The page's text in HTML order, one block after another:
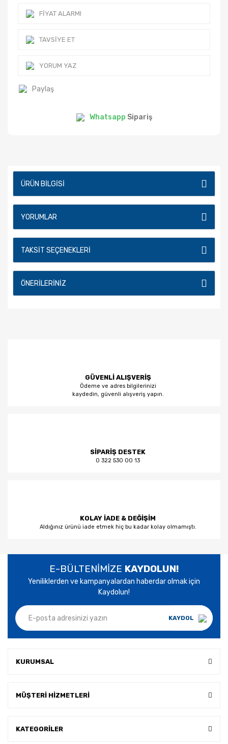
FIYAT ALARMI
TAVSIYE ET
YORUM YAZ
Paylaş
Whatsapp Sipariş
ÜRÜN BILGISI
YORUMLAR
TAKSIT SEÇENEKLERI
ÖNERILERINIZ
GÜVENLİ ALIŞVERİŞ
Ödeme ve adres bilgilerinizi
kaydedin, güvenli alışveriş yapın.
SİPARİŞ DESTEK
0 322 530 00 13
KOLAY İADE & DEĞİŞİM
Aldığınız ürünü iade etmek hiç bu kadar kolay olmamıştı.
E-BÜLTENİMİZE KAYDOLUN!
Yeniliklerden ve kampanyalardan haberdar olmak için
Kaydolun!
KAYDOL
KURUMSAL
MÜŞTERİ HİZMETLERİ
KATEGORİLER